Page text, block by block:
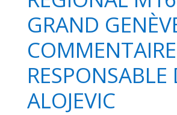
GRAND
RESPONSABLE
ALOJEVIC